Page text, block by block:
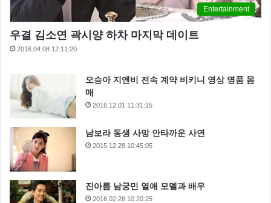
Entertainment
우결 김소연 곽시양 하차 마지막 데이트
2016.04.08 12:11:20
오승아 지앤비 전속 계약 비키니 영상 명품 몸
매
2016.12.01 11:31:15
남보라 동생 사망 안타까운 사연
2015.12.28 10:45:05
진아름 남궁민 열애 모델과 배우
2016.02.26 10:20:25